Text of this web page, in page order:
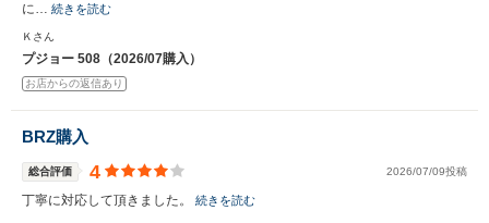
に… 続きを読む
Ｋさん
プジョー 508（2026/07購入）
お店からの返信あり
BRZ購入
総合評価 4 2026/07/09投稿
丁寧に対応して頂きました。 続きを読む